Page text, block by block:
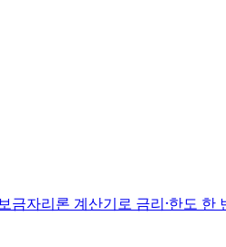
금자리론 계산기로 금리·한도 한